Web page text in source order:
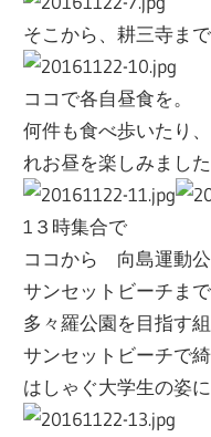
そこから、耕三寺まで
ココで各自昼食を。
何件も食べ歩いたり
れお昼を楽しみました
1３時集合で
ココから 向島運動
サンセットビーチま
多々羅公園を目指
サンセットビーチで
はしゃぐ大学生の姿